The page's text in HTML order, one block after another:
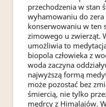
przechodzenia w stan
wyhamowaniu do
konserwowaniu w ten
zimowego u zwierząt.
umożliwia to
biopola człowieka z
woda zaczyna
najwyższą formą
może pozostać bez
śmiercią, nie tylko
mędrcy z Himalajów.